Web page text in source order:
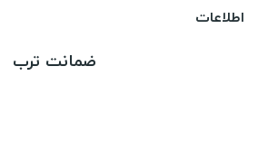
اطلاعات
ضمانت ترب